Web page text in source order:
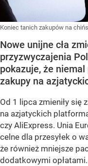
Koniec tanich zakupów na
Nowe unijne cła
przyzwyczajenia
pokazuje, że niemal
zakupy na
Od 1 lipca zmieniły się
na azjatyckich
czy AliExpress. Unia
celne dla przesyłek o
że również mniejsze
dodatkowymi